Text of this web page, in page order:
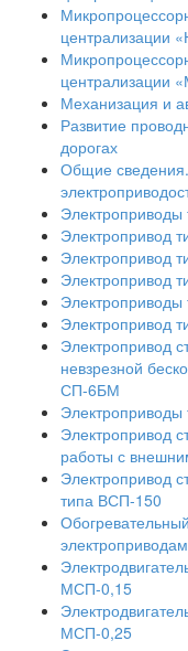
централизации
централизации
Механизация и
Развитие
дорогах
Общие
Электропривод
Электропривод
Электропривод
Электропривод
Электропривод
невзрезной
СП-6БМ
Электропривод
работы с
Электропривод
типа ВСП-150
электроприводам
МСП-0,15
МСП-0,25